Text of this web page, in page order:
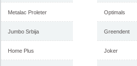
Metalac Proleter
Jumbo Srbija
Home Plus
Optimals
Greendent
Joker